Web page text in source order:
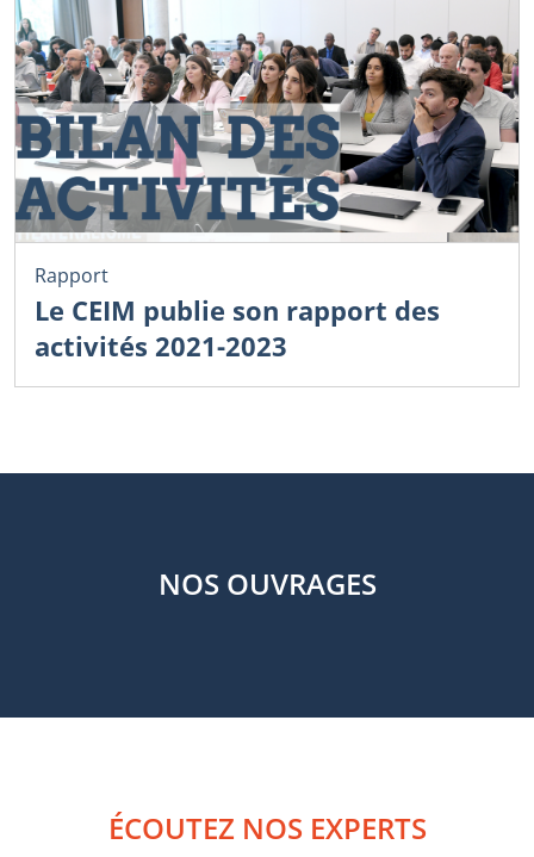
Rapport
Le CEIM publie son rapport des
activités 2021-2023
NOS OUVRAGES
ÉCOUTEZ NOS EXPERTS